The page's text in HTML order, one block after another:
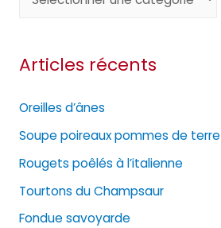
é
o
r
i
e
s
Articles récents
Oreilles d’ânes
Soupe poireaux pommes de terre
Rougets poêlés à l’italienne
Tourtons du Champsaur
Fondue savoyarde